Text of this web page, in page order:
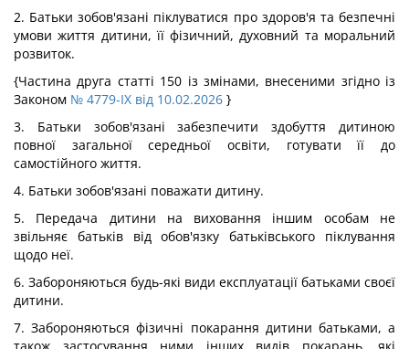
2. Батьки зобов'язані піклуватися про здоров'я та безпечні
умови життя дитини, її фізичний, духовний та моральний
розвиток.
{Частина друга статті 150 із змінами, внесеними згідно із
Законом № 4779-IX від 10.02.2026 }
3. Батьки зобов'язані забезпечити здобуття дитиною
повної загальної середньої освіти, готувати її до
самостійного життя.
4. Батьки зобов'язані поважати дитину.
5. Передача дитини на виховання іншим особам не
звільняє батьків від обов'язку батьківського піклування
щодо неї.
6. Забороняються будь-які види експлуатації батьками своєї
дитини.
7. Забороняються фізичні покарання дитини батьками, а